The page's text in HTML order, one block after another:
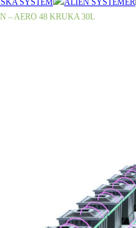
SYSTEM ALIEN SYSTEMER
– AERO 48 KRUKA 30L